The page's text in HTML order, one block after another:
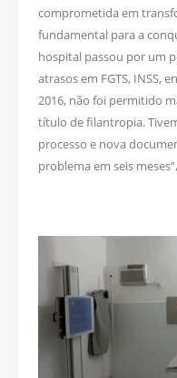
comprometida em
fundamental para a
hospital passou por um
atrasos em FGTS, INSS,
2016, não foi permitido
título de filantropia.
processo e nova
problema em seis